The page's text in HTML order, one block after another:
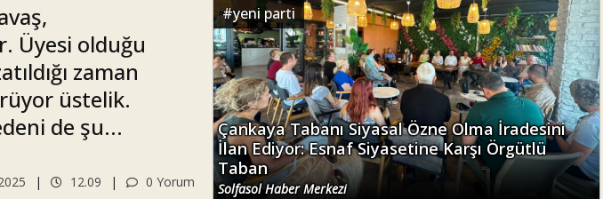
Üyesi olduğu
zaman
üstelik.
de şu...
0 Yorum
12.09
#yeni parti
Çankaya Tabanı Siyasal Özne Olma İradesini
İlan Ediyor: Esnaf Siyasetine Karşı Örgütlü
Taban
Solfasol Haber Merkezi